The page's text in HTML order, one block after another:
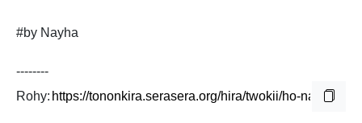
#by Nayha
--------
Rohy: